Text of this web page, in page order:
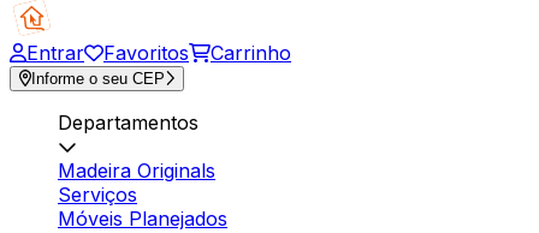
Entrar Favoritos Carrinho
Informe o seu CEP
Departamentos
Madeira Originals
Serviços
Móveis Planejados